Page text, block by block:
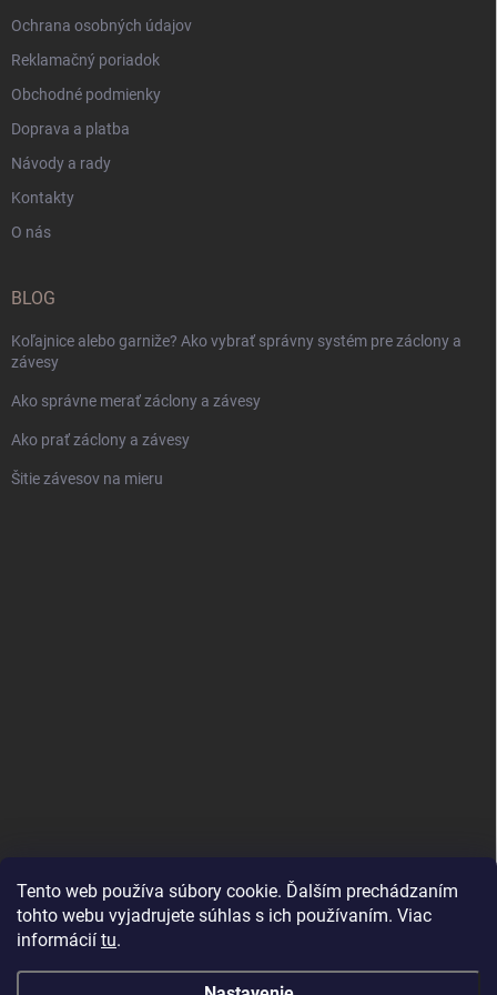
Tento web používa súbory cookie. Ďalším prechádzaním
tohto webu vyjadrujete súhlas s ich používaním. Viac
informácií tu.
Ochrana osobných údajov
Reklamačný poriadok
Obchodné podmienky
Doprava a platba
Návody a rady
Kontakty
O nás
BLOG
Koľajnice alebo garniže? Ako vybrať správny systém pre záclony a
závesy
Ako správne merať záclony a závesy
Ako prať záclony a závesy
Šitie závesov na mieru